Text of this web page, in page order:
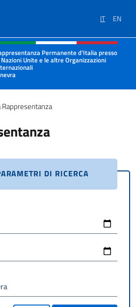
IT EN
social e menù
Permanente d'Italia presso
Unite e le altre Organizzazioni
ufficiale della Rappresentanza Onu
Rappresentanza
DI RICERCA